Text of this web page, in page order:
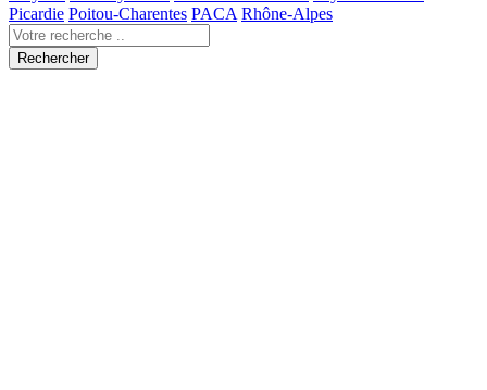
Picardie Poitou-Charentes PACA Rhône-Alpes
Rechercher